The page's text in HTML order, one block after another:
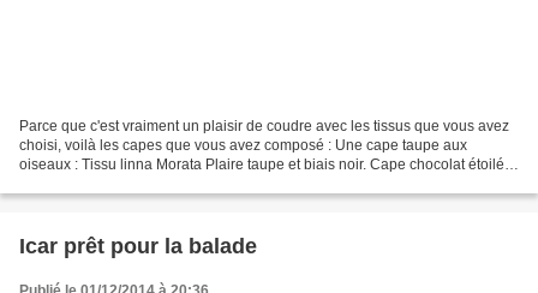
Parce que c'est vraiment un plaisir de coudre avec les tissus que vous avez
choisi, voilà les capes que vous avez composé : Une cape taupe aux
oiseaux : Tissu linna Morata Plaire taupe et biais noir. Cape chocolat étoilée
Icar prêt pour la balade